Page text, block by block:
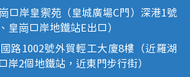
口岸皇禦苑（皇城廣場C門）深港1號
皇崗口岸地鐵站E出口）
路1002號外貿輕工大廈8樓（近羅湖
岸2個地鐵站，近東門步行街）